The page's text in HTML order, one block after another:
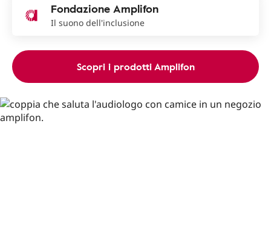
Fondazione Amplifon
Il suono dell'inclusione
Scopri i prodotti Amplifon